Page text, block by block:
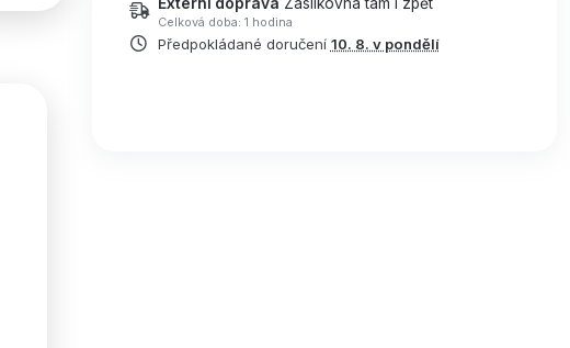
Celková doba: 1 hodina
Předpokládané doručení 10. 8. v pondělí